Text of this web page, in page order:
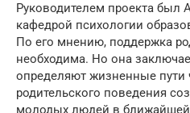
Руководителем проекта был
кафедрой психологии
По его мнению, поддержка
необходима. Но она
определяют жизненные пути
родительского поведения
молодых людей в ближайшей